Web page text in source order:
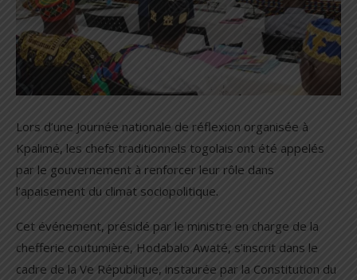
Lors d’une Journée nationale de réflexion organisée à
Kpalimé, les chefs traditionnels togolais ont été appelés
par le gouvernement à renforcer leur rôle dans
l’apaisement du climat sociopolitique.
Cet événement, présidé par le ministre en charge de la
chefferie coutumière, Hodabalo Awaté, s’inscrit dans le
cadre de la Ve République, instaurée par la Constitution du